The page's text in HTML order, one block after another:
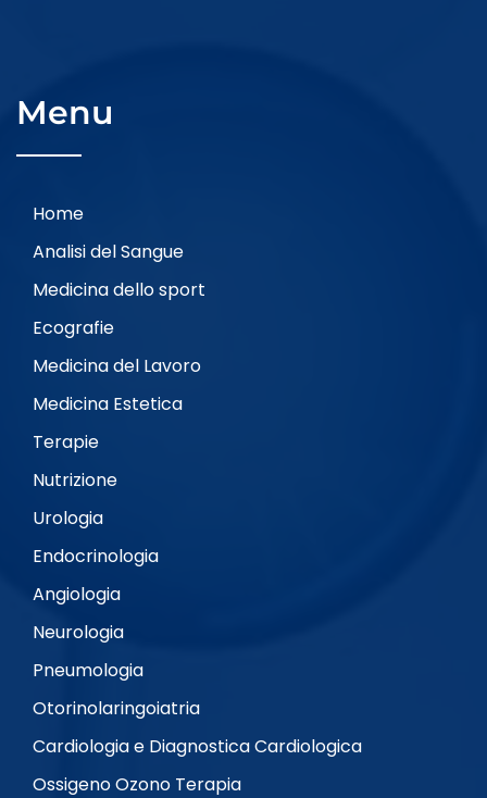
Menu
Home
Analisi del Sangue
Medicina dello sport
Ecografie
Medicina del Lavoro
Medicina Estetica
Terapie
Nutrizione
Urologia
Endocrinologia
Angiologia
Neurologia
Pneumologia
Otorinolaringoiatria
Cardiologia e Diagnostica Cardiologica
Ossigeno Ozono Terapia